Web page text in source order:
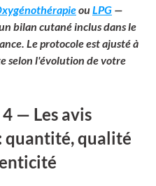
ou LPG —
bilan cutané inclus dans le
Le protocole est ajusté à
selon l'évolution de votre
— Les avis
quantité, qualité